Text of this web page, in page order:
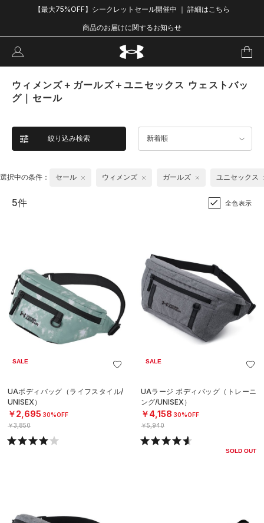
【最大75%OFF】シークレットセール開催中 ｜ 詳細はこちら
商品のお届けに関するお知らせ
ウィメンズ＋ガールズ＋ユニセックス ウェストバッ
グ｜セール
絞り込み検索 新着順
選択中の条件： セール ウィメンズ ガールズ ユニセックス
5件 全色表示
SALE
UAボディバッグ（ライフスタイル/
UNISEX）
￥2,695 30%OFF
￥3,850
SALE
UAラージ ボディバッグ（トレーニ
ング/UNISEX）
￥4,158 30%OFF
￥5,940
SOLD OUT